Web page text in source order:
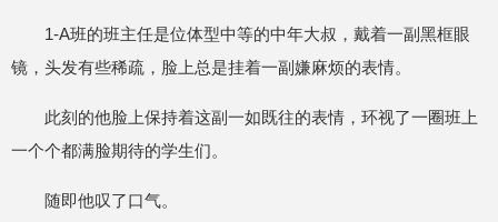
1-A班的班主任是位体型中等的中年大叔，戴着一副黑框眼
镜，头发有些稀疏，脸上总是挂着一副嫌麻烦的表情。
此刻的他脸上保持着这副一如既往的表情，环视了一圈班上
一个个都满脸期待的学生们。
随即他叹了口气。